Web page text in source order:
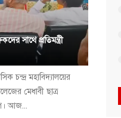
সাথে প্রতিমন্ত্রী
চন্দ্র মহাবিদ্যালয়ের
মেধাবী ছাত্র
আজ...